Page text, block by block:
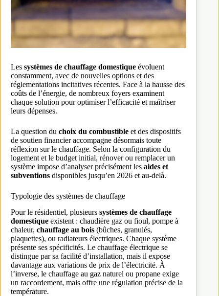
Les systèmes de chauffage domestique évoluent
constamment, avec de nouvelles options et des
réglementations incitatives récentes. Face à la hausse des
coûts de l’énergie, de nombreux foyers examinent
chaque solution pour optimiser l’efficacité et maîtriser
leurs dépenses.
La question du choix du combustible et des dispositifs
de soutien financier accompagne désormais toute
réflexion sur le chauffage. Selon la configuration du
logement et le budget initial, rénover ou remplacer un
système impose d’analyser précisément les aides et
subventions disponibles jusqu’en 2026 et au-delà.
Typologie des systèmes de chauffage
Pour le résidentiel, plusieurs systèmes de chauffage
domestique existent : chaudière gaz ou fioul, pompe à
chaleur, chauffage au bois (bûches, granulés,
plaquettes), ou radiateurs électriques. Chaque système
présente ses spécificités. Le chauffage électrique se
distingue par sa facilité d’installation, mais il expose
davantage aux variations de prix de l’électricité. À
l’inverse, le chauffage au gaz naturel ou propane exige
un raccordement, mais offre une régulation précise de la
température.